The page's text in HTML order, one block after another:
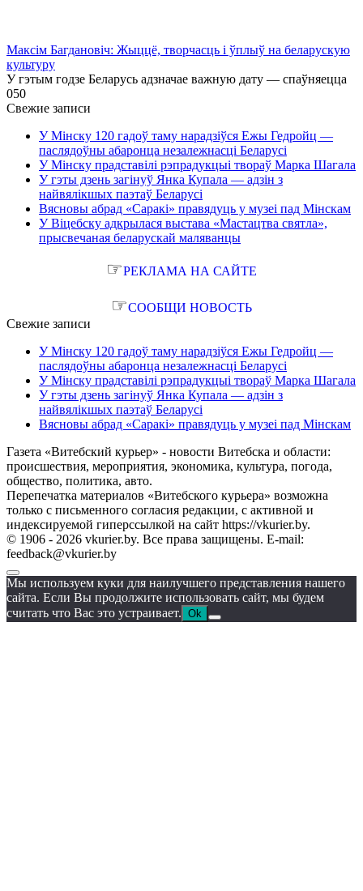
Максім Багдановіч: Жыццё, творчасць і ўплыў на беларускую
культуру
У гэтым годзе Беларусь адзначае важную дату — спаўняецца
050
Свежие записи
У Мінску 120 гадоў таму нарадзіўся Ежы Гедройц —
паслядоўны абаронца незалежнасці Беларусі
У Мінску прадставілі рэпрадукцыі твораў Марка Шагала
У гэты дзень загінуў Янка Купала — адзін з
найвялікшых паэтаў Беларусі
Вясновы абрад «Саракі» правядуць у музеі пад Мінскам
У Віцебску адкрылася выстава «Мастацтва святла»,
прысвечаная беларускай маляванцы
☞РЕКЛАМА НА САЙТЕ
☞СООБЩИ НОВОСТЬ
Свежие записи
У Мінску 120 гадоў таму нарадзіўся Ежы Гедройц —
паслядоўны абаронца незалежнасці Беларусі
У Мінску прадставілі рэпрадукцыі твораў Марка Шагала
У гэты дзень загінуў Янка Купала — адзін з
найвялікшых паэтаў Беларусі
Вясновы абрад «Саракі» правядуць у музеі пад Мінскам
Газета «Витебский курьер» - новости Витебска и области:
происшествия, мероприятия, экономика, культура, погода,
общество, политика, авто.
Перепечатка материалов «Витебского курьера» возможна
только с письменного согласия редакции, с активной и
индексируемой гиперссылкой на сайт https://vkurier.by.
© 1906 - 2026 vkurier.by. Все права защищены. E-mail:
feedback@vkurier.by
Мы используем куки для наилучшего представления нашего
сайта. Если Вы продолжите использовать сайт, мы будем
считать что Вас это устраивает. Ok